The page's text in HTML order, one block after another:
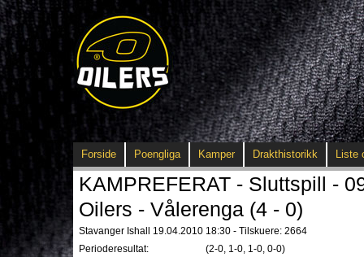
Forside Poengliga Kamper Drakthistorikk Liste
KAMPREFERAT - Sluttspill -
Oilers - Vålerenga (4 - 0)
Stavanger Ishall 19.04.2010 18:30 - Tilskuere: 2664
Perioderesultat:
(2-0, 1-0, 1-0, 0-0)